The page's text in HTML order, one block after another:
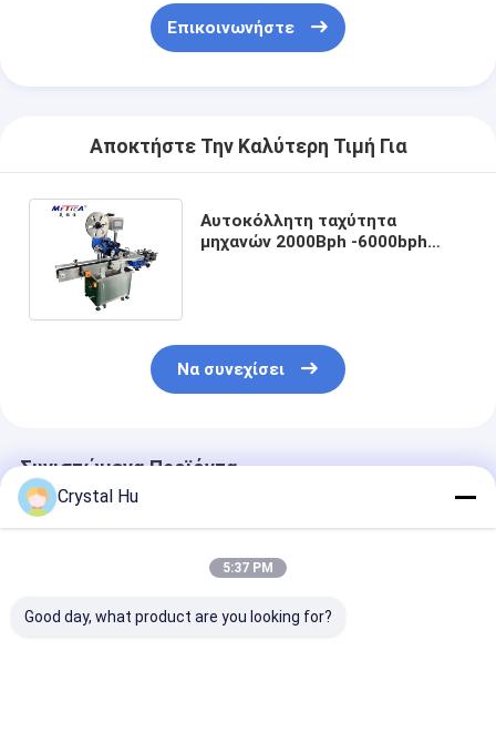
Επικοινωνήστε
Αποκτήστε Την Καλύτερη Τιμή Για
Αυτοκόλλητη ταχύτητα
μηχανών 2000Bph -6000bph
Να συνεχίσει
Συνιστώμενα Προϊόντα
Crystal Hu
5:37 PM
Good day, what product are you looking for?